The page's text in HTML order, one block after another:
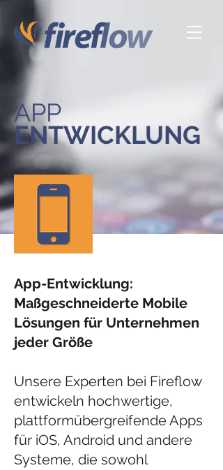
APP
ENTWICKLUNG
App-Entwicklung:
Maßgeschneiderte Mobile
Lösungen für Unternehmen
jeder Größe
Unsere Experten bei Fireflow
entwickeln hochwertige,
plattformübergreifende Apps
für iOS, Android und andere
Systeme, die sowohl